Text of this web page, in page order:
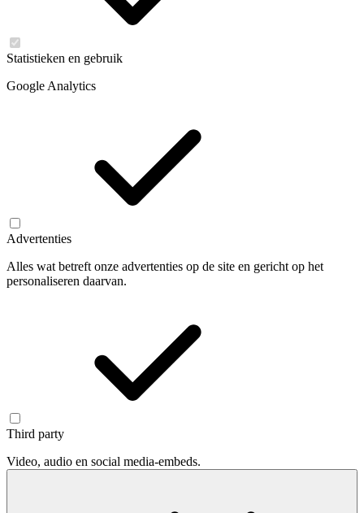
Statistieken en gebruik
Google Analytics
Advertenties
Alles wat betreft onze advertenties op de site en gericht op het
personaliseren daarvan.
Third party
Video, audio en social media-embeds.